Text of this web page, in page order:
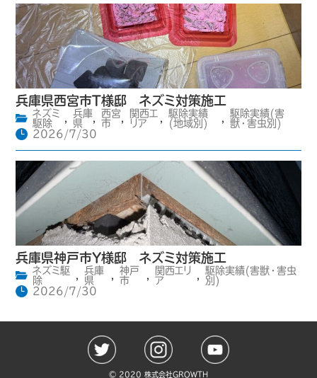
兵庫県西宮市T様邸 ネズミ対策施工
ネズミ
駆除
,
兵庫
県
,
西宮
市
,
関西エ
リア
,
駆除実績
(地域別)
,
駆除実績(害
獣・害虫別)
2026/7/30
兵庫県神戸市Y様邸 ネズミ対策施工
ネズミ駆
除
,
兵庫
県
,
神戸
市
,
関西エリ
ア
,
駆除実績(害獣・害虫
別)
2026/7/30
©️ 2020 株式会社GROWTH